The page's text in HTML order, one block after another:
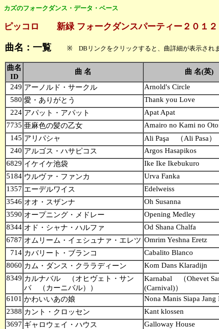
カズのフォークダンス・データ・ベース
ピッコロ 新緑 フォークダンスパーティー２０１２
曲名：一覧 ※ DBリンクをクリックすると、曲詳細が表示され
曲名
ID
曲 名
曲 名(英)
249 アーノルド・サークル
Arnold's Circle
580 愛・ありがとう
Thank you Love
224 アパット・アパット
Apat Apat
7735 亜麻色の髪の乙女
Amairo no Kami no
145 アリパシャ
Ali Paşa （Ali Pasa）
240 アルゴス・ハサピコス
Argos Hasapikos
6829 イケイケ池袋
Ike Ike Ikebukuro
5184 ウルヴァ・ファンカ
Urva Fanka
1357 エーデルワイス
Edelweiss
3546 オオ・スザンナ
Oh Susanna
3590 オープニング・メドレー
Opening Medley
8344 オド・シャナ・ハルファ
Od Shana Chalfa
6787 オムリーム・イェシュナァ・エレツ Omrim Yeshna Eretz
714 カバリート・ブランコ
Cabalito Blanco
8060 カム・ダンス・クララディーン
Kom Dans Klaradijn
8349 カルナバル （オヒヴェト・サン
バ （カーニバル））
Karnabal （Ohevet
(Carnival)）
6101 かわいいあの娘
Nona Manis Siapa Jang
2388 カント・クロッセン
Kant klossen
3697 ギャロウェイ・ハウス Galloway House